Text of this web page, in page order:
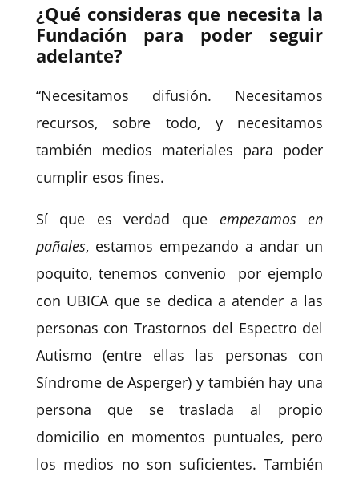
¿Qué consideras que necesita la
Fundación para poder seguir
adelante?
“Necesitamos difusión. Necesitamos
recursos, sobre todo, y necesitamos
también medios materiales para poder
cumplir esos fines.
Sí que es verdad que empezamos en
pañales, estamos empezando a andar un
poquito, tenemos convenio
por ejemplo
con UBICA que se dedica a atender a las
personas con Trastornos del Espectro del
Autismo (entre ellas las personas con
Síndrome de Asperger) y también hay una
persona que se traslada al propio
domicilio en momentos puntuales, pero
los medios no son suficientes. También